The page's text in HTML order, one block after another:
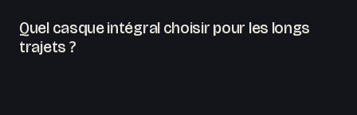
Quel casque intégral choisir pour les longs
trajets ?